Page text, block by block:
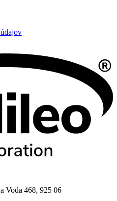
Voda 468, 925 06